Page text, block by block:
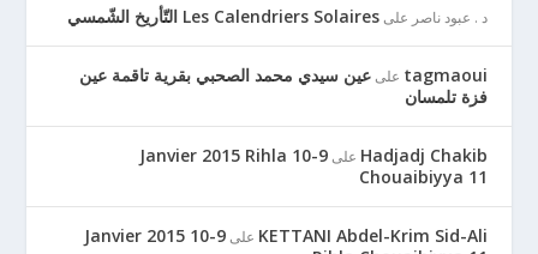
د . عبود ناصر علىLes Calendriers Solaires التّأريخ الشّمسي
tagmaoui علىعين سيدي محمد الصحبي بقرية تاقمة عين
فزة تلمسان
Hadjadj Chakib على
9-10 Janvier 2015 Rihla
Chouaibiyya 11
KETTANI Abdel-Krim Sid-Ali على
9-10 Janvier 2015